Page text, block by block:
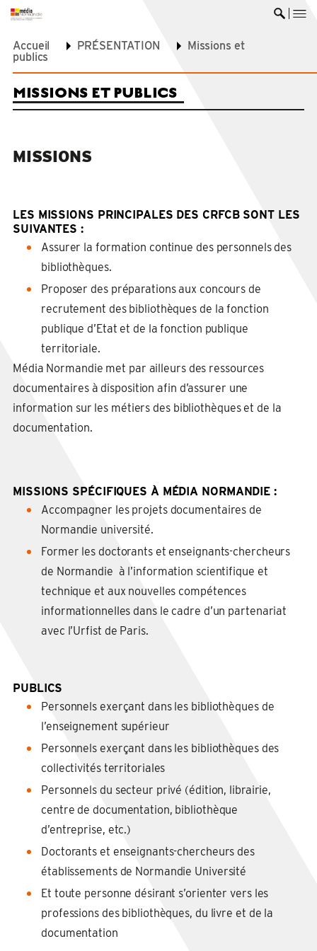
Accueil PRÉSENTATION
Missions et
publics
MISSIONS ET PUBLICS
MISSIONS
LES MISSIONS PRINCIPALES DES CRFCB SONT LES
SUIVANTES :
Assurer la formation continue des personnels des
bibliothèques.
Proposer des préparations aux concours de
recrutement des bibliothèques de la fonction
publique d’Etat et de la fonction publique
territoriale.
Média Normandie met par ailleurs des ressources
documentaires à disposition afin d’assurer une
information sur les métiers des bibliothèques et de la
documentation.
MISSIONS SPÉCIFIQUES À MÉDIA NORMANDIE :
Accompagner les projets documentaires de
Normandie université.
Former les doctorants et enseignants-chercheurs
de Normandie à l’information scientifique et
technique et aux nouvelles compétences
informationnelles dans le cadre d’un partenariat
avec l’Urfist de Paris.
PUBLICS
Personnels exerçant dans les bibliothèques de
l’enseignement supérieur
Personnels exerçant dans les bibliothèques des
collectivités territoriales
Personnels du secteur privé (édition, librairie,
centre de documentation, bibliothèque
d’entreprise, etc.)
Doctorants et enseignants-chercheurs des
établissements de Normandie Université
Et toute personne désirant s’orienter vers les
professions des bibliothèques, du livre et de la
documentation